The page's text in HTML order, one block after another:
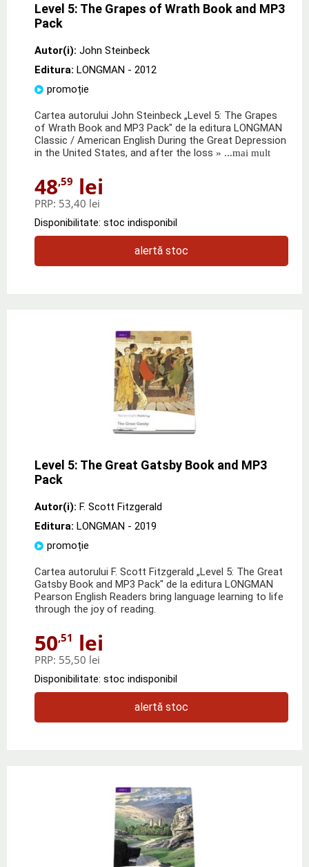
Level 5: The Grapes of Wrath Book and MP3
Pack
Autor(i): John Steinbeck
Editura: LONGMAN - 2012
promoție
Cartea autorului John Steinbeck „Level 5: The Grapes
of Wrath Book and MP3 Pack" de la editura LONGMAN
Classic / American English During the Great Depression
in the United States, and after the loss » ...mai mult
48,59 lei
PRP: 53,40 lei
Disponibilitate: stoc indisponibil
alertă stoc
Level 5: The Great Gatsby Book and MP3
Pack
Autor(i): F. Scott Fitzgerald
Editura: LONGMAN - 2019
promoție
Cartea autorului F. Scott Fitzgerald „Level 5: The Great
Gatsby Book and MP3 Pack" de la editura LONGMAN
Pearson English Readers bring language learning to life
through the joy of reading.
50,51 lei
PRP: 55,50 lei
Disponibilitate: stoc indisponibil
alertă stoc